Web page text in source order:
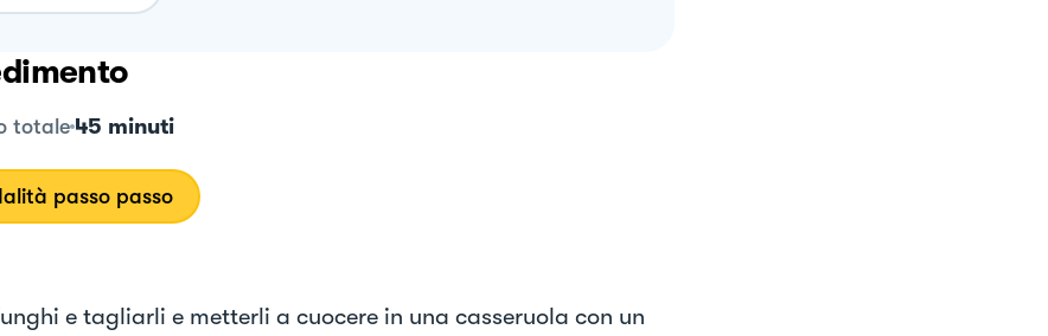
totale 45 minuti
passo passo
e tagliarli e metterli a cuocere in una casseruola con un